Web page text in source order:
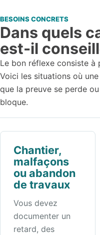
BESOINS CONCRETS
Dans quels
est-il
Le bon réflexe consiste
Voici les situations où
que la preuve se perde
bloque.
Chantier,
malfaçons
ou abandon
de travaux
Vous devez
documenter un
retard, des